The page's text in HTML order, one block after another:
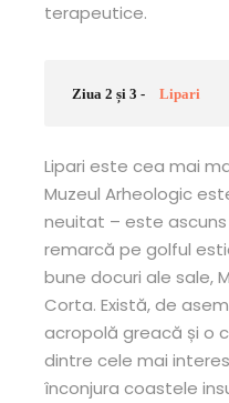
terapeutice.
Ziua 2 și 3 - Lipari
Lipari este cea mai
Muzeul Arheologic
neuitat – este ascuns
remarcă pe golful
bune docuri ale sale,
Corta. Există, de
acropolă greacă și o
dintre cele mai
înconjura coastele